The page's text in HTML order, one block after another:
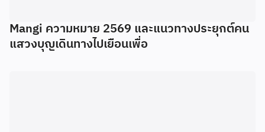
Mangi ความหมาย 2569 และแนวทางประยุกต์คน
แสวงบุญเดินทางไปเยือนเพื่อ